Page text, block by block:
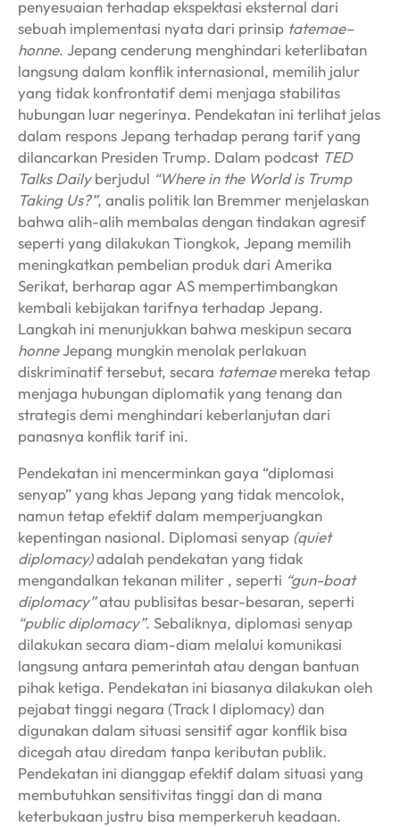
penyesuaian terhadap ekspektasi eksternal dari
sebuah implementasi nyata dari prinsip tatemae–
honne. Jepang cenderung menghindari keterlibatan
langsung dalam konflik internasional, memilih jalur
yang tidak konfrontatif demi menjaga stabilitas
hubungan luar negerinya. Pendekatan ini terlihat jelas
dalam respons Jepang terhadap perang tarif yang
dilancarkan Presiden Trump. Dalam podcast TED
Talks Dailyberjudul “Where in the World is Trump
Taking Us?”, analis politik Ian Bremmer menjelaskan
bahwa alih-alih membalas dengan tindakan agresif
seperti yang dilakukan Tiongkok, Jepang memilih
meningkatkan pembelian produk dari Amerika
Serikat, berharap agar AS mempertimbangkan
kembali kebijakan tarifnya terhadap Jepang.
Langkah ini menunjukkan bahwa meskipun secara
honneJepang mungkin menolak perlakuan
diskriminatif tersebut, secara tatemaemereka tetap
menjaga hubungan diplomatik yang tenang dan
strategis demi menghindari keberlanjutan dari
panasnya konflik tarif ini.
Pendekatan ini mencerminkan gaya “diplomasi
senyap” yang khas Jepang yang tidak mencolok,
namun tetap efektif dalam memperjuangkan
kepentingan nasional. Diplomasi senyap (quiet
diplomacy)adalah pendekatan yang tidak
mengandalkan tekanan militer , seperti “gun-boat
diplomacy”atau publisitas besar-besaran, seperti
“public diplomacy”. Sebaliknya, diplomasi senyap
dilakukan secara diam-diam melalui komunikasi
langsung antara pemerintah atau dengan bantuan
pihak ketiga. Pendekatan ini biasanya dilakukan oleh
pejabat tinggi negara (Track I diplomacy) dan
digunakan dalam situasi sensitif agar konflik bisa
dicegah atau diredam tanpa keributan publik.
Pendekatan ini dianggap efektif dalam situasi yang
membutuhkan sensitivitas tinggi dan di mana
keterbukaan justru bisa memperkeruh keadaan.